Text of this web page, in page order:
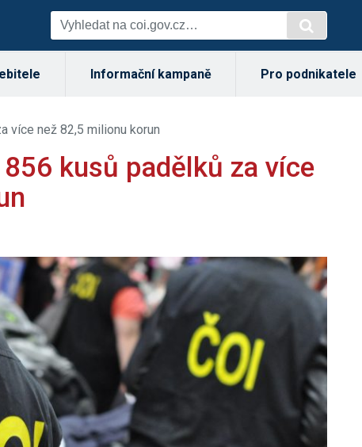
Informační kampaně Pro podnikatele
více než 82,5 milionu korun
kusů padělků za více